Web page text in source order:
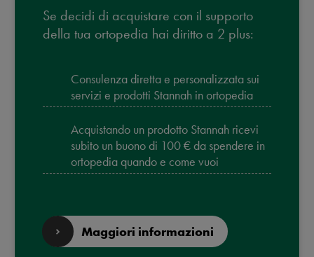
Se decidi di acquistare con il supporto
della tua ortopedia hai diritto a 2 plus:
Consulenza diretta e personalizzata sui
servizi e prodotti Stannah in ortopedia
Acquistando un prodotto Stannah ricevi
subito un buono di 100 € da spendere in
ortopedia quando e come vuoi
Maggiori informazioni